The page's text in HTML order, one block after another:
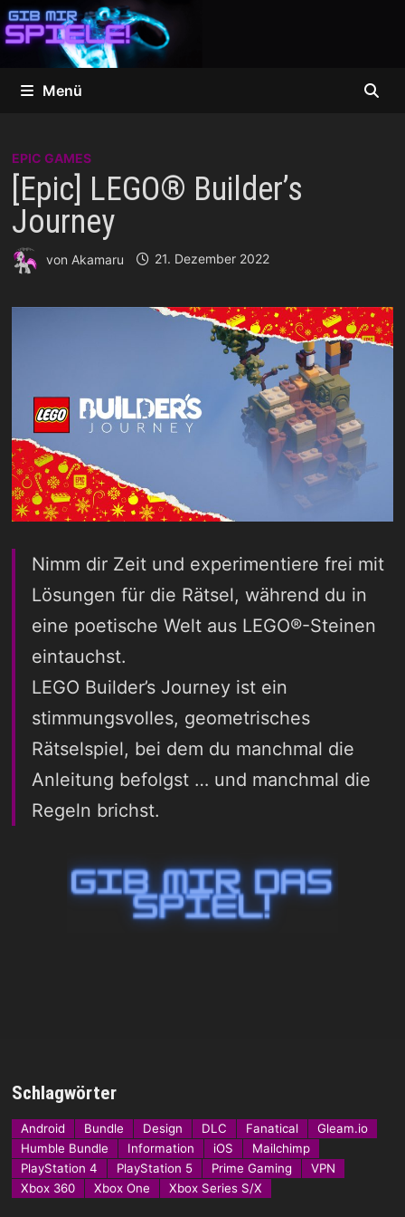
Zum
Inhalt
springen
Menü
EPIC GAMES
[Epic] LEGO® Builder’s
Journey
von Akamaru 21. Dezember 2022
Nimm dir Zeit und experimentiere frei mit
Lösungen für die Rätsel, während du in
eine poetische Welt aus LEGO®-Steinen
eintauchst.
LEGO Builder’s Journey ist ein
stimmungsvolles, geometrisches
Rätselspiel, bei dem du manchmal die
Anleitung befolgst … und manchmal die
Regeln brichst.
Schlagwörter
Android Bundle Design DLC Fanatical
Gleam.io
Humble Bundle
Information iOS
Mailchimp
PlayStation 4
PlayStation 5 Prime Gaming
VPN
Xbox 360
Xbox One Xbox Series S/X